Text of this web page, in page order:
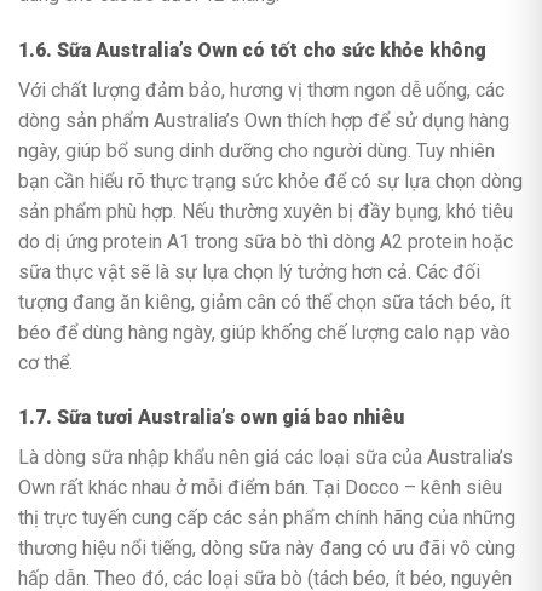
1.6. Sữa Australia’s Own có tốt cho sức khỏe không
Với chất lượng đảm bảo, hương vị thơm ngon dễ uống, các
dòng sản phẩm Australia’s Own thích hợp để sử dụng hàng
ngày, giúp bổ sung dinh dưỡng cho người dùng. Tuy nhiên
bạn cần hiểu rõ thực trạng sức khỏe để có sự lựa chọn dòng
sản phẩm phù hợp. Nếu thường xuyên bị đầy bụng, khó tiêu
do dị ứng protein A1 trong sữa bò thì dòng A2 protein hoặc
sữa thực vật sẽ là sự lựa chọn lý tưởng hơn cả. Các đối
tượng đang ăn kiêng, giảm cân có thể chọn sữa tách béo, ít
béo để dùng hàng ngày, giúp khống chế lượng calo nạp vào
cơ thể.
1.7. Sữa tươi Australia’s own giá bao nhiêu
Là dòng sữa nhập khẩu nên giá các loại sữa của Australia’s
Own rất khác nhau ở mỗi điểm bán. Tại Docco – kênh siêu
thị trực tuyến cung cấp các sản phẩm chính hãng của những
thương hiệu nổi tiếng, dòng sữa này đang có ưu đãi vô cùng
hấp dẫn. Theo đó, các loại sữa bò (tách béo, ít béo, nguyên